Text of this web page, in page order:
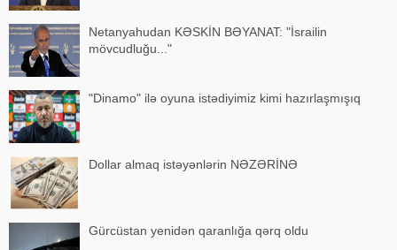
Netanyahudan KƏSKİN BƏYANAT: "İsrailin
mövcudluğu..."
"Dinamo" ilə oyuna istədiyimiz kimi hazırlaşmışıq
Dollar almaq istəyənlərin NƏZƏRİNƏ
Gürcüstan yenidən qaranlığa qərq oldu